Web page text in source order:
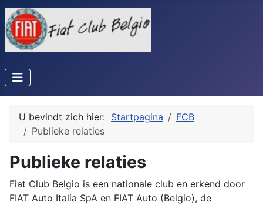
U bevindt zich hier: Startpagina
FCB
Publieke relaties
Publieke relaties
Fiat Club Belgio is een nationale club en erkend door
FIAT Auto Italia SpA en FIAT Auto (Belgio), de